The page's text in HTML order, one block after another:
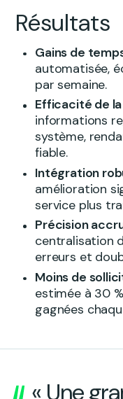
Résultats
Gains de
automatisée,
par semaine.
Efficacité de
informations
système,
fiable.
Intégration
amélioration
service plus
Précision
centralisation
erreurs et
Moins de
estimée à 30
gagnées
« Une